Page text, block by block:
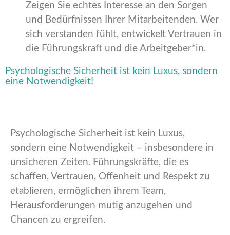
Zeigen Sie echtes Interesse an den Sorgen
und Bedürfnissen Ihrer Mitarbeitenden. Wer
sich verstanden fühlt, entwickelt Vertrauen in
die Führungskraft und die Arbeitgeber*in.
Psychologische Sicherheit ist kein Luxus, sondern
eine Notwendigkeit!
Psychologische Sicherheit ist kein Luxus,
sondern eine Notwendigkeit – insbesondere in
unsicheren Zeiten. Führungskräfte, die es
schaffen, Vertrauen, Offenheit und Respekt zu
etablieren, ermöglichen ihrem Team,
Herausforderungen mutig anzugehen und
Chancen zu ergreifen.